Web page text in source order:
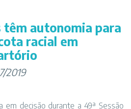
têm autonomia para
racial em
2019
em decisão durante a 49ª Sessão